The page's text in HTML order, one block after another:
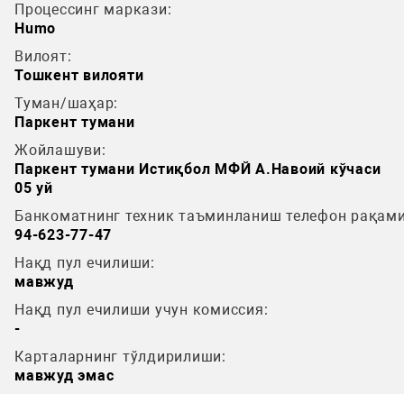
Процессинг маркази:
Humo
Вилоят:
Тошкент вилояти
Туман/шаҳар:
Паркент тумани
Жойлашуви:
Паркент тумани Истиқбол МФЙ А.Навоий кўчаси
05 уй
Банкоматнинг техник таъминланиш телефон
94-623-77-47
Нақд пул ечилиши:
мавжуд
Нақд пул ечилиши учун комиссия:
-
Карталарнинг тўлдирилиши:
мавжуд эмас